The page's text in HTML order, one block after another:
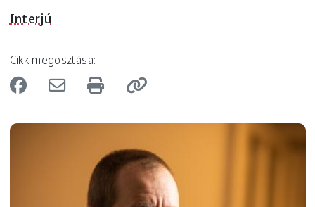
Interjú
Cikk megosztása:
Image